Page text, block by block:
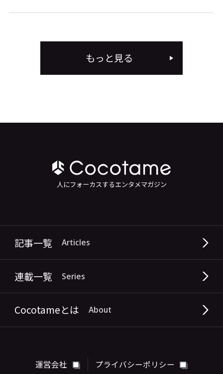
もっと見る
人にフォーカスするエンタメマガジン
記事一覧 Articles
連載一覧 Series
Cocotameとは About
運営会社 プライバシーポリシー